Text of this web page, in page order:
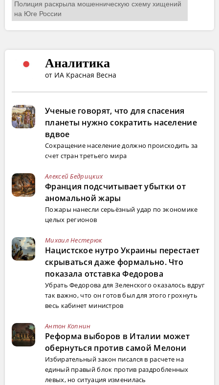
Аналитика
от ИА Красная Весна
Ученые говорят, что для спасения
планеты нужно сократить население
вдвое
Сокращение население должно происходить за
счет стран третьего мира
Алексей Бедрицких
Франция подсчитывает убытки от
аномальной жары
Пожары нанесли серьёзный удар по экономике
целых регионов
Михаил Нестерюк
Нацистское нутро Украины перестает
скрываться даже формально. Что
показала отставка Федорова
Убрать Федорова для Зеленского оказалось вдруг
так важно, что он готов был для этого грохнуть
весь кабинет министров
Антон Копнин
Реформа выборов в Италии может
обернуться против самой Мелони
Избирательный закон писался в расчете на
единый правый блок против раздробленных
левых, но ситуация изменилась